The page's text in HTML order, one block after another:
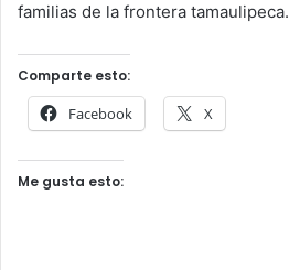
familias de la frontera tamaulipeca.
Comparte esto:
Facebook X
Me gusta esto: